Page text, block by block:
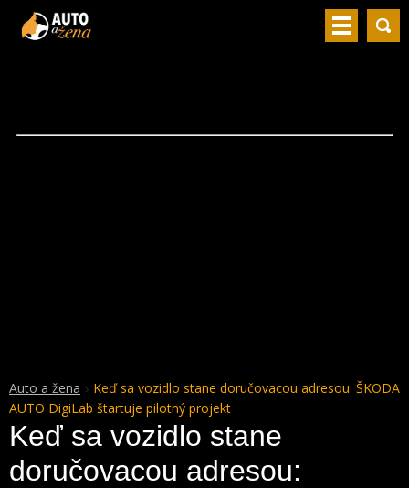
Auto a žena
Keď sa vozidlo stane doručovacou adresou: ŠKODA
AUTO DigiLab štartuje pilotný projekt
Keď sa vozidlo stane
doručovacou adresou: